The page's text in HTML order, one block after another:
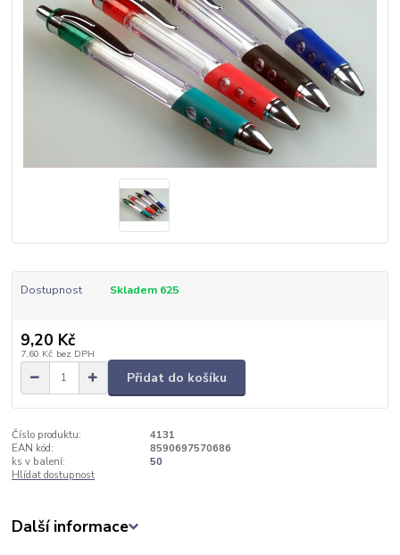
Dostupnost Skladem 625
9,20 Kč
7,60 Kč bez DPH
Přidat do košíku
Číslo produktu:
4131
EAN kód:
8590697570686
ks v balení:
50
Hlídat dostupnost
Další informace